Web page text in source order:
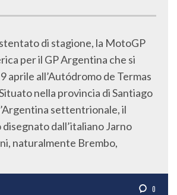
di stagione, la MotoGP
per il GP Argentina che si
aprile all’Autódromo de Termas
nella provincia di Santiago
settentrionale, il
dall’italiano Jarno
naturalmente Brembo,
0